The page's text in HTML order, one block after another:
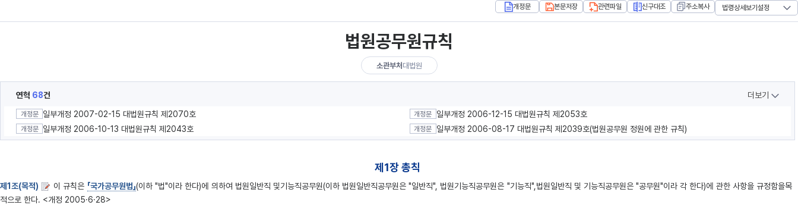
개정문 본문저장 관련파일 신구대조 주소복사 법령상세보기설정
법원공무원규칙
소관부처대법원
연혁 68건 더보기
개정문 일부개정 2007-02-15 대법원규칙 제2070호 개정문 일부개정 2006-12-15 대법원규칙 제2053호
개정문 일부개정 2006-10-13 대법원규칙 제2043호 개정문 일부개정 2006-08-17 대법원규칙 제2039호(법원공무원 정원에 관한 규칙)
제1장 총칙
제1조(목적) 이 규칙은 「국가공무원법」(이하 "법"이라 한다)에 의하여 법원일반직 및기능직공무원(이하 법원일반직공무원은 "일반직", 법원기능직공무원은 "기능직",법원일반직 및 기능직공무원은 "공무원"이라 각 한다)에 관한 사항을 규정함을목
적으로 한다. <개정 2005·6·28>